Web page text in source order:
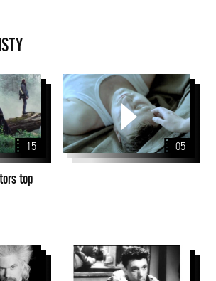
15
top
05
Andriej
Tarkowski